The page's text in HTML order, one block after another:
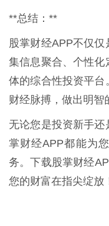
**总结：**
股掌财经APP不仅
集信息聚合、个性
体的综合性投资平
财经脉搏，做出明智
无论您是投资新手
掌财经APP都能为
务。下载股掌财经
您的财富在指尖绽放